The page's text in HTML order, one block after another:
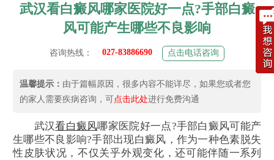
武汉看白癜风哪家医院好一点?手部白癜
风可能产生哪些不良影响
咨询热线： 027-83886690 点击电话咨询
温馨提示： 由于篇幅原因，很多内容不能详尽，如果您或者您
的家人需要疾病咨询，可点击此处进行免费沟通
武汉看白癜风哪家医院好一点?手部白癜风可能产
生哪些不良影响?手部出现白癜风，作为一种色素脱失
性皮肤状况，不仅关乎外观变化，还可能伴随一系列